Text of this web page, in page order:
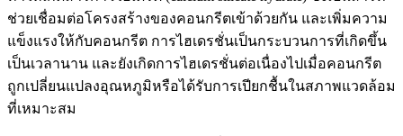
ช่วยเชื่อมต่อโครงสร้างของคอนกรีตเข้าด้วยกัน และเพิ่มความ
แข็งแรงให้กับคอนกรีต การไฮเดรชั่นเป็นกระบวนการที่เกิดขึ้น
เป็นเวลานาน และยังเกิดการไฮเดรชั่นต่อเนื่องไปเมื่อคอนกรีต
ถูกเปลี่ยนแปลงอุณหภูมิหรือได้รับการเปียกชื้นในสภาพแวดล้อม
ที่เหมาะสม